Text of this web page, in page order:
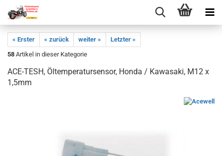
« Erster « zurück weiter »
Letzter »
58 Artikel in dieser Kategorie
ACE-TESH, Öltemperatursensor, Honda / Kawasaki, M12 x
1,5mm